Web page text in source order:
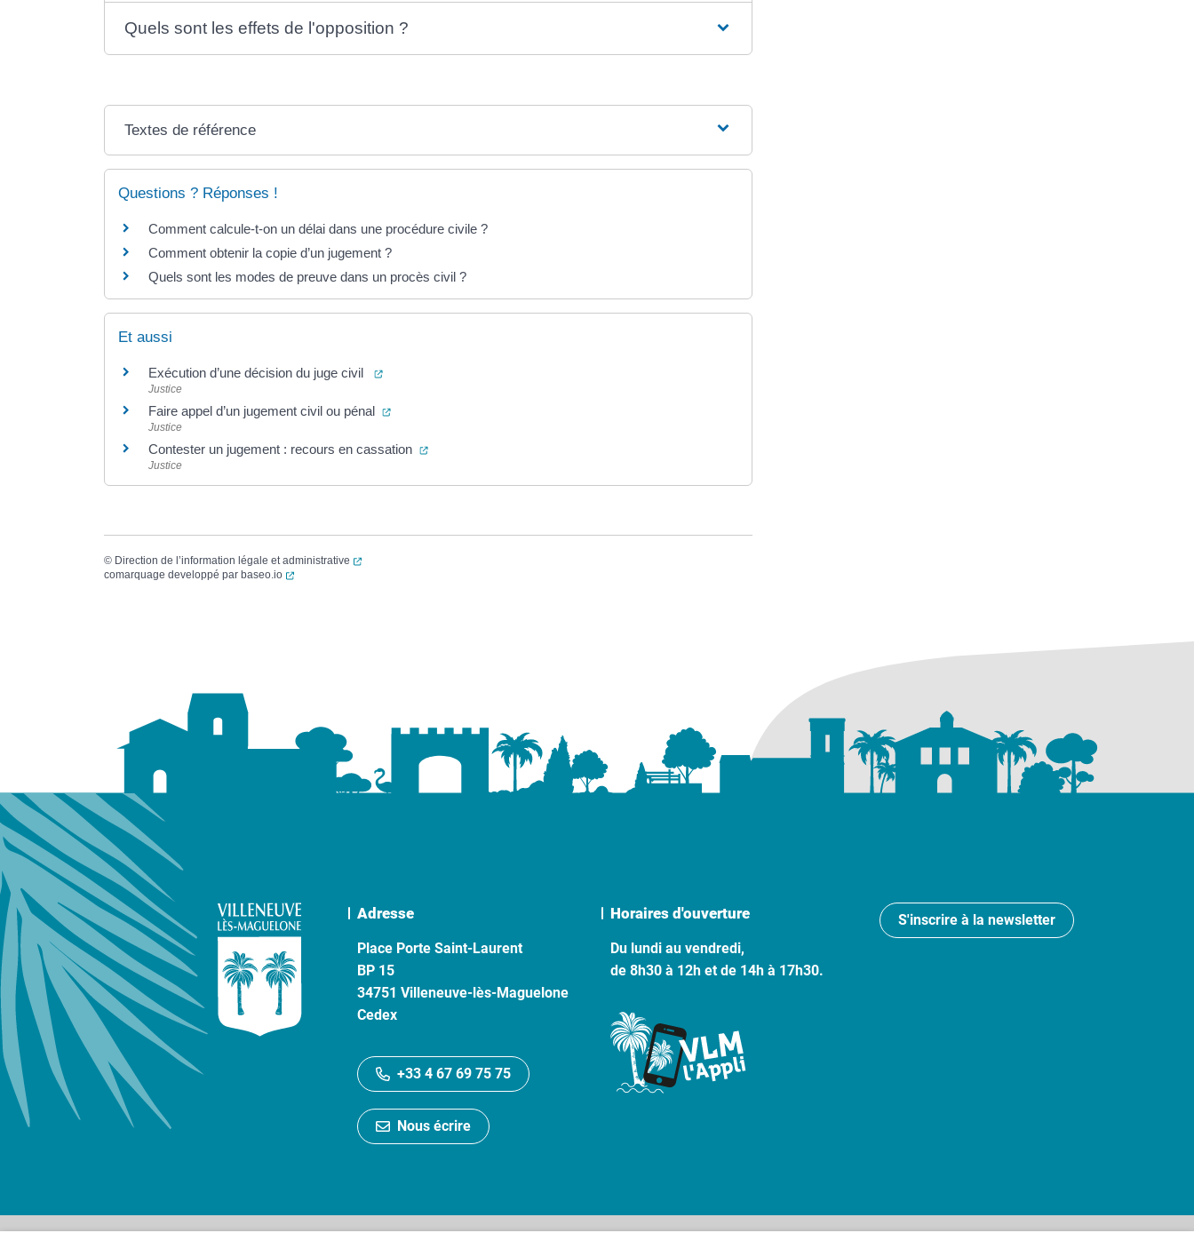
Quels sont les effets de l'opposition ?
Textes de référence
Questions ? Réponses !
Comment calcule-t-on un délai dans une procédure civile ?
Comment obtenir la copie d’un jugement ?
Quels sont les modes de preuve dans un procès civil ?
Et aussi
Exécution d’une décision du juge civil (ouverture dans un nouvel onglet)
Justice
Faire appel d’un jugement civil ou pénal (ouverture dans un nouvel onglet)
Justice
Contester un jugement : recours en cassation (ouverture dans un nouvel onglet)
Justice
© Direction de l’information légale et administrative
(ouverture dans un nouvel onglet)
comarquage developpé par baseo.io (ouverture dans un nouvel onglet)
Adresse
Place Porte Saint-Laurent
BP 15
34751 Villeneuve-lès-Maguelone
Cedex
+33 4 67 69 75 75
Nous écrire
Horaires d'ouverture
Du lundi au vendredi,
de 8h30 à 12h et de 14h à 17h30.
S'inscrire à la newsletter